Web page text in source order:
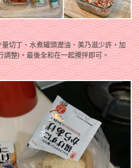
切丁、水煮罐頭瀝油、美乃滋少許，加
調整)。最後全和在一起攪拌即可。